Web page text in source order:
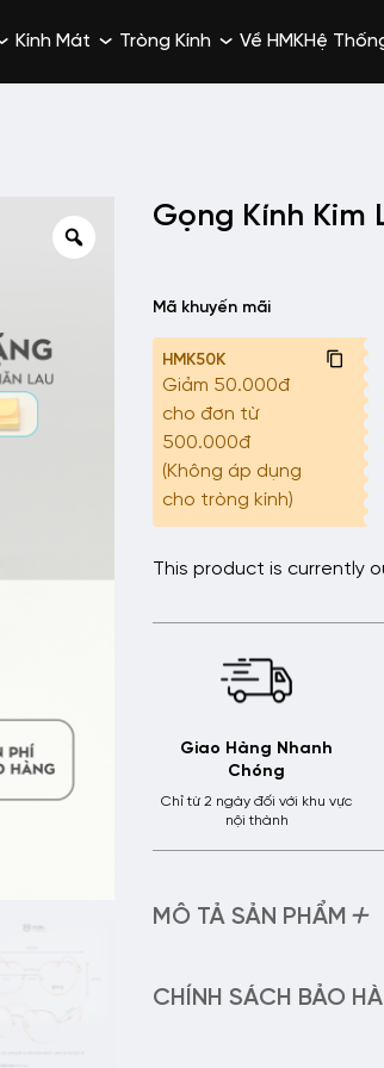
Kính Mát Tròng Kính Về HMKHệ
Gọng Kính Kim
Mã khuyến mãi
HMK50K
Giảm 50.000đ
cho đơn từ
500.000đ
(Không áp dụng
cho tròng kính)
This product is currently
Giao Hàng Nhanh
Chóng
Chỉ từ 2 ngày đối với khu vực
nội thành
MÔ TẢ SẢN PHẨM +
– Chất liệu: KL68009
CHÍNH SÁCH BẢO